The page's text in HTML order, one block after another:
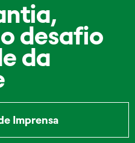
desafio
da
Imprensa